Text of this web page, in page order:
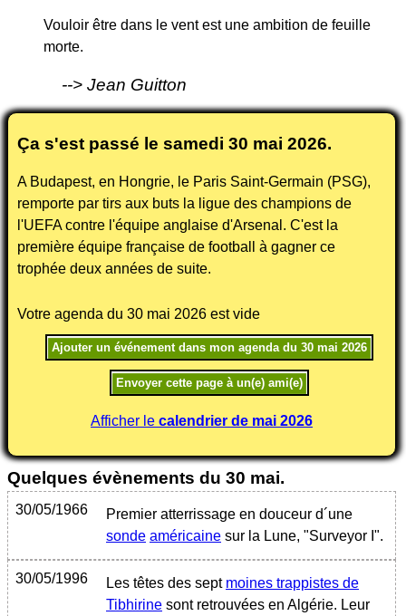
Vouloir être dans le vent est une ambition de feuille
morte.
Jean Guitton
Ça s'est passé le samedi 30 mai 2026.
A Budapest, en Hongrie, le Paris Saint-Germain (PSG),
remporte par tirs aux buts la ligue des champions de
l'UEFA contre l'équipe anglaise d'Arsenal. C'est la
première équipe française de football à gagner ce
trophée deux années de suite.
Votre agenda du 30 mai 2026 est vide
Afficher le calendrier de mai 2026
Quelques évènements du 30 mai.
30/05/1966
Premier atterrissage en douceur d´une
sonde américaine sur la Lune, "Surveyor I".
30/05/1996 Les têtes des sept moines trappistes de
Tibhirine sont retrouvées en Algérie. Leur